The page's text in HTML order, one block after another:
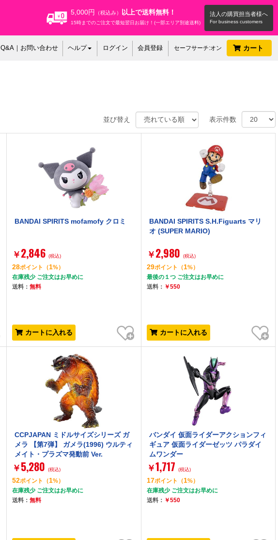
法人の購買担当者様へ
5,000円 （税込み） 以上で送料無料！
15時までのご注文で最短翌日お届け！(一部エリア別途送料)
Q&A｜お問い合わせ ヘルプ ログイン 会員登録 セーフサーチ:オン カート
並び替え 表示件数
BANDAI SPIRITS mofamofy クロミ
￥ 2,846 (税込)
28ポイント （1%）
在庫残少 ご注文はお早めに
送料：無料
カートに入れる
お気に入り
BANDAI SPIRITS S.H.Figuarts マリ
オ (SUPER MARIO)
￥ 2,980 (税込)
29ポイント （1%）
最後の１つ ご注文はお早めに
送料： ￥550
カートに入れる
お気に入り
CCPJAPAN ミドルサイズシリーズ ガ
メラ 【第7弾】 ガメラ(1996) ウルティ
メイト・プラズマ発動前 Ver.
￥ 5,280 (税込)
52ポイント （1%）
在庫残少 ご注文はお早めに
送料：無料
お気に入り
バンダイ 仮面ライダーアクションフィ
ギュア 仮面ライダーゼッツ パラダイ
ムワンダー
￥1,717 (税込)
17ポイント （1%）
在庫残少 ご注文はお早めに
送料： ￥550
お気に入り